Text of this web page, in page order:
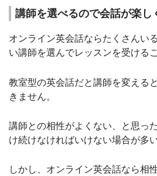
講師を選べるので会話が楽し
オンライン英会話ならたくさんい
い講師を選んでレッスンを受ける
教室型の英会話だと講師を変える
きません。
講師との相性がよくない、と思っ
け続けなければいけない場合が多い
しかし、オンライン英会話なら相